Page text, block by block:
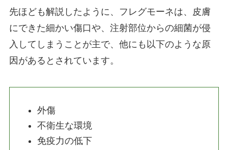
先ほども解説したように、フレグモーネは、皮膚
にできた細かい傷口や、注射部位からの細菌が侵
入してしまうことが主で、他にも以下のような原
因があるとされています。
外傷
不衛生な環境
免疫力の低下